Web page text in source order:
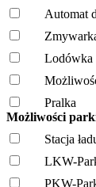
Automat
Lodówka
Pralka
Możliwości
Stacja
LKW-
PKW-